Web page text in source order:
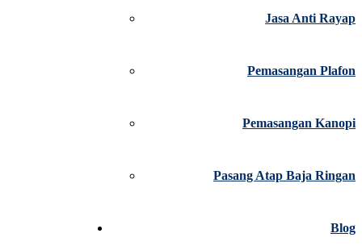
Jasa Anti Rayap
Pemasangan Plafon
Pemasangan Kanopi
Pasang Atap Baja Ringan
Blog